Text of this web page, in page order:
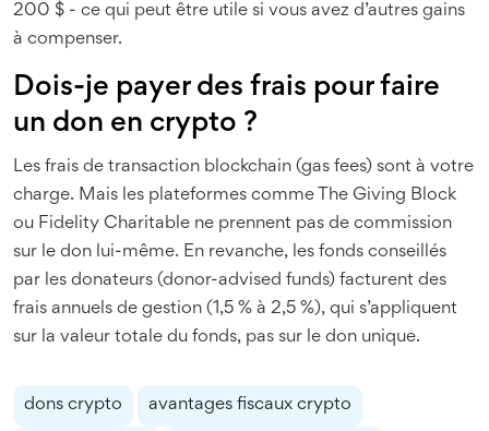
200 $ - ce qui peut être utile si vous avez d’autres gains
à compenser.
Dois-je payer des frais pour faire
un don en crypto ?
Les frais de transaction blockchain (gas fees) sont à votre
charge. Mais les plateformes comme The Giving Block
ou Fidelity Charitable ne prennent pas de commission
sur le don lui-même. En revanche, les fonds conseillés
par les donateurs (donor-advised funds) facturent des
frais annuels de gestion (1,5 % à 2,5 %), qui s’appliquent
sur la valeur totale du fonds, pas sur le don unique.
dons crypto avantages fiscaux crypto